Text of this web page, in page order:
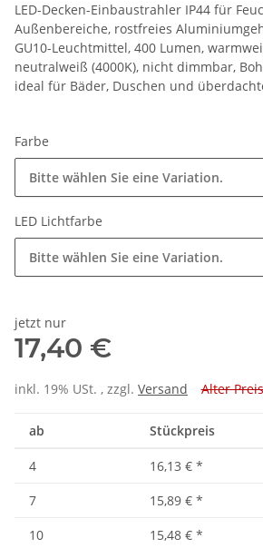
LED-Decken-Einbaustrahler IP44 für
Außenbereiche, rostfreies
GU10-Leuchtmittel, 400 Lumen,
neutralweiß (4000K), nicht dimmbar,
ideal für Bäder, Duschen und
Farbe
Bitte wählen Sie eine Variation.
LED Lichtfarbe
Bitte wählen Sie eine Variation.
jetzt nur
17,40 €
inkl. 19% USt. , zzgl. Versand Alter
ab Stückpreis
4 16,13 € *
7
15,89 € *
10
15,48 € *